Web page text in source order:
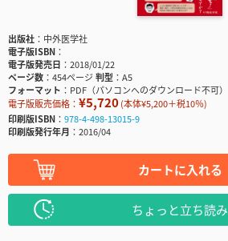
出版社
中外医学社
電子版ISBN
電子版発売日
2018/01/22
ページ数
454ページ判型
A5
フォーマット
PDF（パソコンへのダウンロード不可）
電子版販売価格： ¥5,720(本体¥5,200＋税10％)
印刷版ISBN
978-4-498-13015-9
印刷版発行年月
2016/04
カートに入れる
ちょっと立ち読み